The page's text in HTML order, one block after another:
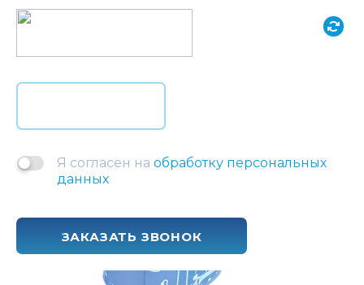
Я согласен на обработку персональных
данных
ЗАКАЗАТЬ ЗВОНОК